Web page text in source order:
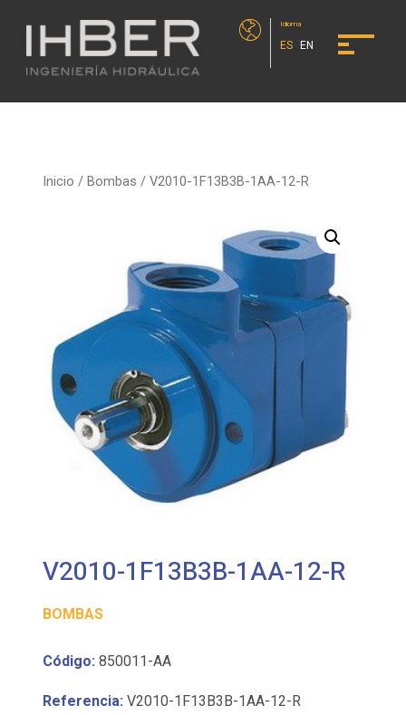
Idioma
ES EN
Inicio /Bombas / V2010-1F13B3B-1AA-12-R
V2010-1F13B3B-1AA-12-R
BOMBAS
Código: 850011-AA
Referencia: V2010-1F13B3B-1AA-12-R